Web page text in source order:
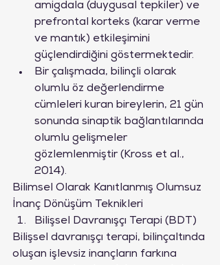
amigdala (duygusal tepkiler) ve
prefrontal korteks (karar verme
ve mantık) etkileşimini
güçlendirdiğini göstermektedir.
Bir çalışmada, bilinçli olarak
olumlu öz değerlendirme
cümleleri kuran bireylerin, 21 gün
sonunda sinaptik bağlantılarında
olumlu gelişmeler
gözlemlenmiştir (Kross et al.,
2014).
Bilimsel Olarak Kanıtlanmış Olumsuz
İnanç Dönüşüm Teknikleri
Bilişsel Davranışçı Terapi (BDT)
Bilişsel davranışçı terapi, bilinçaltında
oluşan işlevsiz inançların farkına